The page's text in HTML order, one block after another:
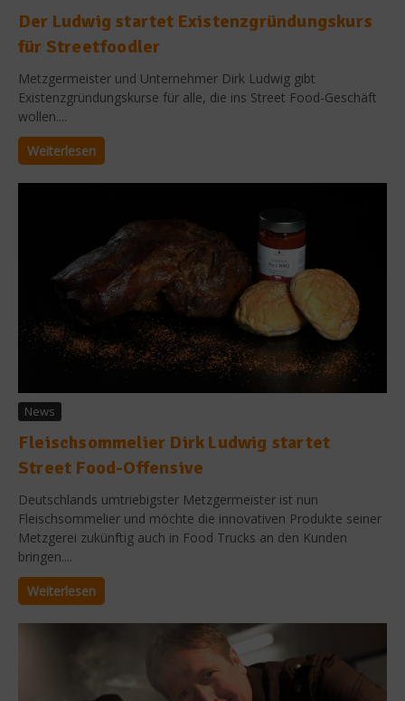
Der Ludwig startet Existenzgründungskurs
für Streetfoodler
Metzgermeister und Unternehmer Dirk Ludwig gibt
Existenzgründungskurse für alle, die ins Street Food-Geschäft
wollen....
Weiterlesen
News
Fleischsommelier Dirk Ludwig startet
Street Food-Offensive
Deutschlands umtriebigster Metzgermeister ist nun
Fleischsommelier und möchte die innovativen Produkte seiner
Metzgerei zukünftig auch in Food Trucks an den Kunden
bringen....
Weiterlesen